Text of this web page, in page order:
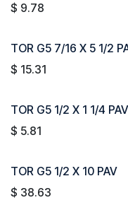
$ 9.78
TOR G5 7/16 X 5 1/2
$ 15.31
TOR G5 1/2 X 1 1/4 PAV
$ 5.81
TOR G5 1/2 X 10 PAV
$ 38.63